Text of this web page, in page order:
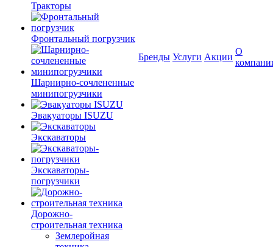
Тракторы
Фронтальный погрузчик
Шарнирно-сочлененные
минипогрузчики
Эвакуаторы ISUZU
Экскаваторы
Экскаваторы-
погрузчики
Дорожно-
строительная техника
Землеройная
Бренды Услуги Акции
О